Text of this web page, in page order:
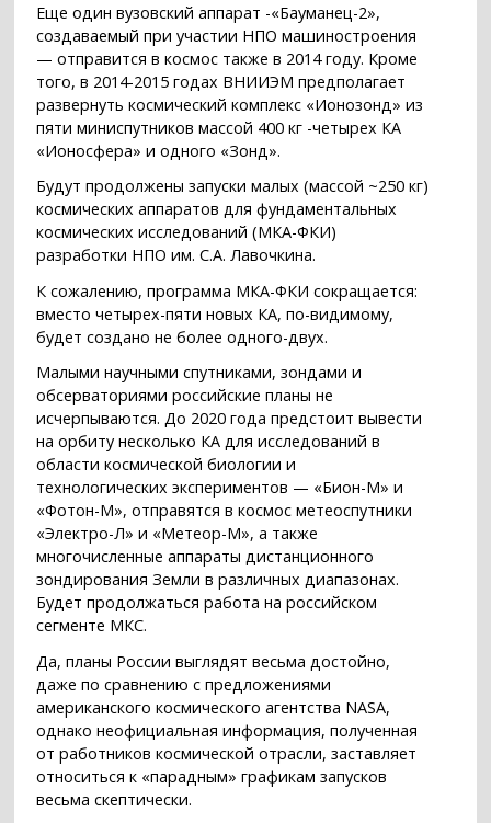
Еще один вузовский аппарат -«Бауманец-2»,
создаваемый при участии НПО машиностроения
— отправится в космос также в 2014 году. Кроме
того, в 2014-2015 годах ВНИИЭМ предполагает
развернуть космический комплекс «Ионозонд» из
пяти миниспутников массой 400 кг -четырех КА
«Ионосфера» и одного «Зонд».
Будут продолжены запуски малых (массой ~250 кг)
космических аппаратов для фундаментальных
космических исследований (МКА-ФКИ)
разработки НПО им. С.А. Лавочкина.
К сожалению, программа МКА-ФКИ сокращается:
вместо четырех-пяти новых КА, по-видимому,
будет создано не более одного-двух.
Малыми научными спутниками, зондами и
обсерваториями российские планы не
исчерпываются. До 2020 года предстоит вывести
на орбиту несколько КА для исследований в
области космической биологии и
технологических экспериментов — «Бион-М» и
«Фотон-М», отправятся в космос метеоспутники
«Электро-Л» и «Метеор-М», а также
многочисленные аппараты дистанционного
зондирования Земли в различных диапазонах.
Будет продолжаться работа на российском
сегменте МКС.
Да, планы России выглядят весьма достойно,
даже по сравнению с предложениями
американского космического агентства NASA,
однако неофициальная информация, полученная
от работников космической отрасли, заставляет
относиться к «парадным» графикам запусков
весьма скептически.